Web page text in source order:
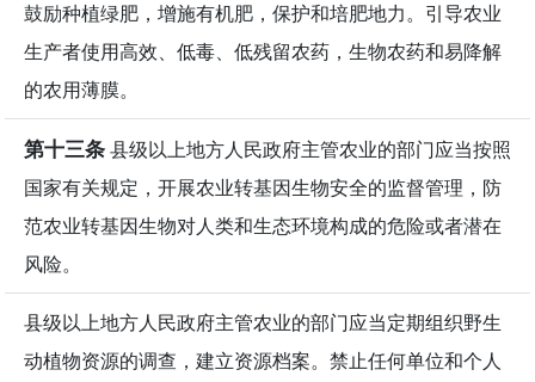
鼓励种植绿肥，增施有机肥，保护和培肥地力。引导农业
生产者使用高效、低毒、低残留农药，生物农药和易降解
的农用薄膜。
第十三条县级以上地方人民政府主管农业的部门应当按照
国家有关规定，开展农业转基因生物安全的监督管理，防
范农业转基因生物对人类和生态环境构成的危险或者潜在
风险。
县级以上地方人民政府主管农业的部门应当定期组织野生
动植物资源的调查，建立资源档案。禁止任何单位和个人